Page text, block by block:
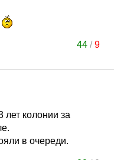
44 /9
колонии за
в очереди.